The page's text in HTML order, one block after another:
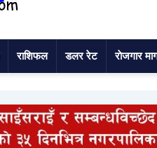
राशिफल डलर रेट राेजगार